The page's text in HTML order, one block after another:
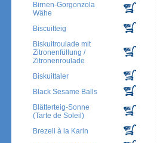
Birnen-Gorgonzola
Wähe
Biscuitteig
Biskuitroulade mit
Zitronenfüllung /
Zitronenroulade
Biskuittaler
Black Sesame Balls
Blätterteig-Sonne
(Tarte de Soleil)
Brezeli à la Karin